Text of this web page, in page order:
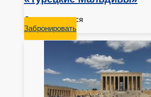
Даты ожидаются
Забронировать